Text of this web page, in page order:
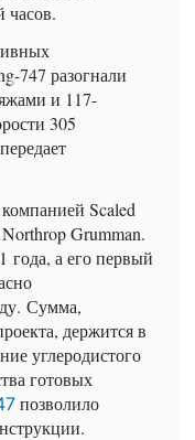
часов.
747 разогнали
и 117-
305
Scaled
Grumman.
года, а его первый
Сумма,
держится в
углеродистого
готовых
позволило